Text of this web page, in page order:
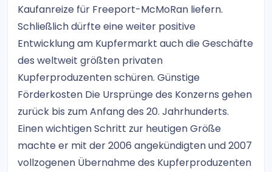
Kaufanreize für Freeport-McMoRan liefern.
Schließlich dürfte eine weiter positive
Entwicklung am Kupfermarkt auch die Geschäfte
des weltweit größten privaten
Kupferproduzenten schüren. Günstige
Förderkosten Die Ursprünge des Konzerns gehen
zurück bis zum Anfang des 20. Jahrhunderts.
Einen wichtigen Schritt zur heutigen Größe
machte er mit der 2006 angekündigten und 2007
vollzogenen Übernahme des Kupferproduzenten